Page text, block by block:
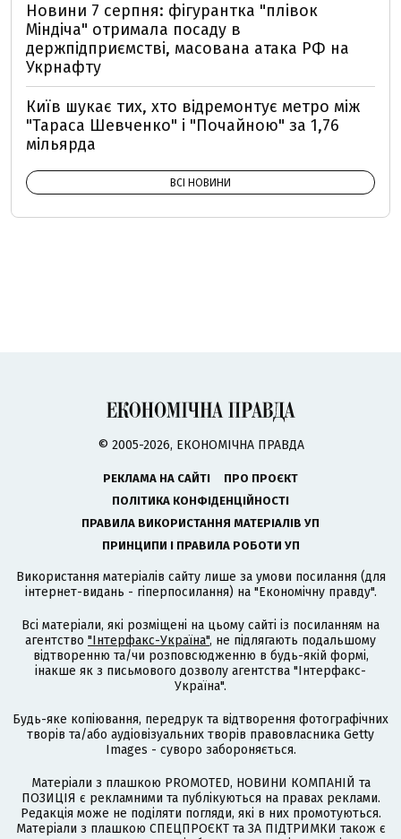
Новини 7 серпня: фігурантка "плівок
Міндіча" отримала посаду в
держпідприємстві, масована атака РФ на
Укрнафту
Київ шукає тих, хто відремонтує метро між
"Тараса Шевченко" і "Почайною" за 1,76
мільярда
ВСІ НОВИНИ
© 2005-2026, ЕКОНОМІЧНА ПРАВДА
РЕКЛАМА НА САЙТІ
ПРО ПРОЄКТ
ПОЛІТИКА КОНФІДЕНЦІЙНОСТІ
ПРАВИЛА ВИКОРИСТАННЯ МАТЕРІАЛІВ УП
ПРИНЦИПИ І ПРАВИЛА РОБОТИ УП
Використання матеріалів сайту лише за умови посилання (для
інтернет-видань - гіперпосилання) на "Економічну правду".
Всі матеріали, які розміщені на цьому сайті із посиланням на
агентство "Інтерфакс-Україна", не підлягають подальшому
відтворенню та/чи розповсюдженню в будь-якій формі,
інакше як з письмового дозволу агентства "Інтерфакс-
Україна".
Будь-яке копіювання, передрук та відтворення фотографічних
творів та/або аудіовізуальних творів правовласника Getty
Images - суворо забороняється.
Матеріали з плашкою PROMOTED, НОВИНИ КОМПАНІЙ та
ПОЗИЦІЯ є рекламними та публікуються на правах реклами.
Редакція може не поділяти погляди, які в них промотуються.
Матеріали з плашкою СПЕЦПРОЄКТ та ЗА ПІДТРИМКИ також є